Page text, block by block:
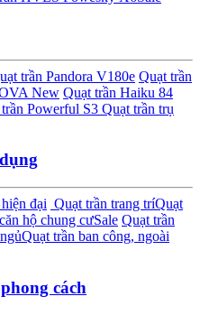
trần Pandora V180e Quạt trần
New Quạt trần Haiku 84
Powerful S3 Quạt trần trụ
đại Quạt trần trang tríQuạt
hộ chung cưSale Quạt trần
Quạt trần ban công, ngoài
cách